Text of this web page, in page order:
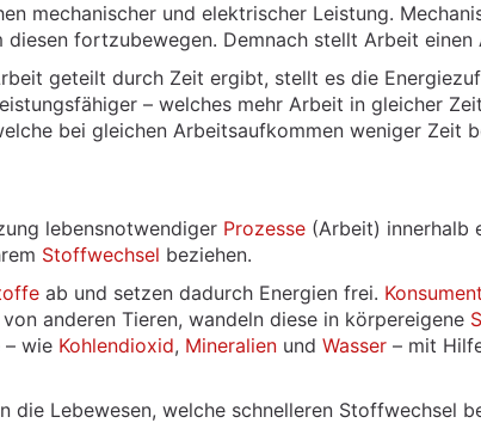
mechanischer und elektrischer Leistung.
fortzubewegen. Demnach stellt Arbeit einen
geteilt durch Zeit ergibt, stellt es die
– welches mehr Arbeit in gleicher
bei gleichen Arbeitsaufkommen weniger Zeit
lebensnotwendiger Prozesse (Arbeit) innerhalb
Stoffwechsel beziehen.
ab und setzen dadurch Energien frei.
anderen Tieren, wandeln diese in körpereigene
– wie Kohlendioxid, Mineralien und Wasser – mit
die Lebewesen, welche schnelleren Stoffwechsel